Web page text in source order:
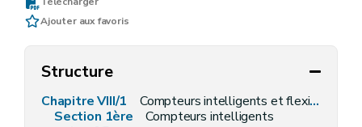
Ajouter aux favoris
Structure
Chapitre VIII/1
Compteurs intelligents et flexibilité
Section 1ère
Compteurs intelligents